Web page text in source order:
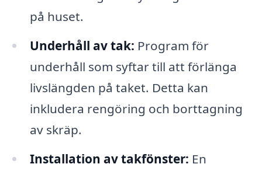
på huset.
Underhåll av tak: Program för
underhåll som syftar till att förlänga
livslängden på taket. Detta kan
inkludera rengöring och borttagning
av skräp.
Installation av takfönster: En